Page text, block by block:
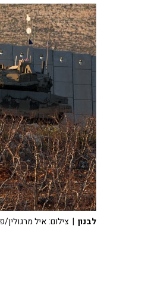
לבנון | צילום: איל מרגולין/